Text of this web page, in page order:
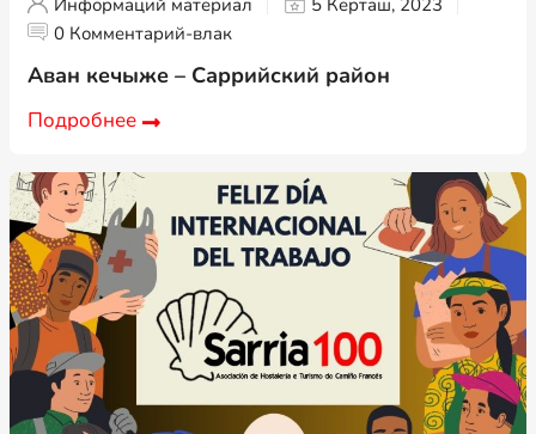
Информаций материал
5 Керташ, 2023
0 Комментарий-влак
Аван кечыже – Саррийский район
Подробнее